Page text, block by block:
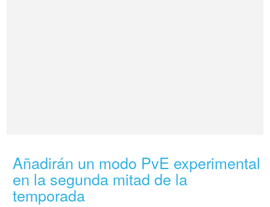
Añadirán un modo PvE experimental
en la segunda mitad de la
temporada